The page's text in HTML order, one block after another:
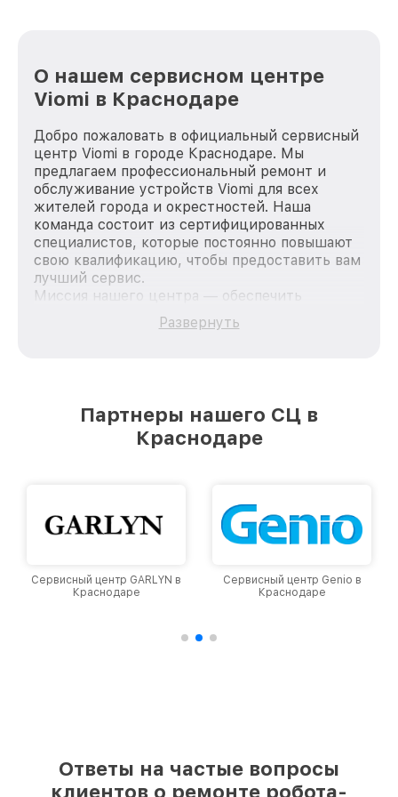
О нашем сервисном центре
Viomi в Краснодаре
Добро пожаловать в официальный сервисный
центр Viomi в городе Краснодаре. Мы
предлагаем профессиональный ремонт и
обслуживание устройств Viomi для всех
жителей города и окрестностей. Наша
команда состоит из сертифицированных
специалистов, которые постоянно повышают
свою квалификацию, чтобы предоставить вам
лучший сервис.
Миссия нашего центра — обеспечить
качественный и доступный ремонт для
каждого пользователя продукции Viomi, вне
лучшим сервисным центром Viomi в городе
Краснодаре, постоянно повышая уровень
Развернуть
Партнеры нашего СЦ в
Краснодаре
Сервисный центр Genio в
Краснодаре
Сервисный центр Dyson в
Краснодаре
Ответы на частые вопросы
клиентов о ремонте робота-